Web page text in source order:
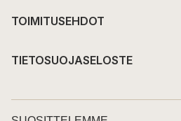
TOIMITUSEHDOT
TIETOSUOJASELOSTE